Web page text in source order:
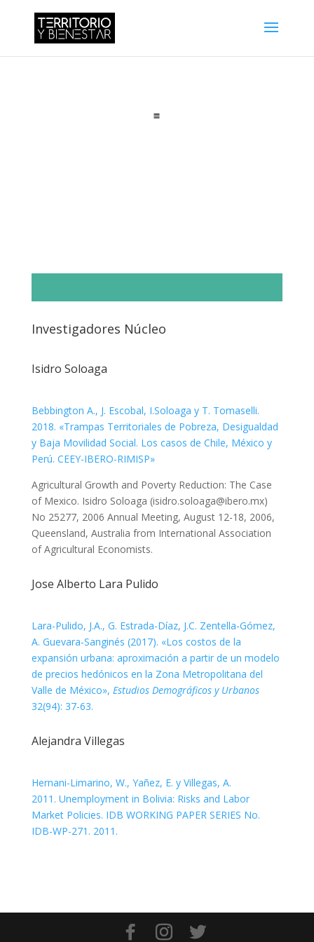
Investigadores Núcleo
Isidro Soloaga
Bebbington A., J. Escobal, I.Soloaga y T. Tomaselli.
2018. «Trampas Territoriales de Pobreza, Desigualdad
y Baja Movilidad Social. Los casos de Chile, México y
Perú. CEEY-IBERO-RIMISP»
Agricultural Growth and Poverty Reduction: The Case
of Mexico. Isidro Soloaga (isidro.soloaga@ibero.mx)
No 25277, 2006 Annual Meeting, August 12-18, 2006,
Queensland, Australia from International Association
of Agricultural Economists.
Jose Alberto Lara Pulido
Lara-Pulido, J.A., G. Estrada-Díaz, J.C. Zentella-Gómez,
A. Guevara-Sanginés (2017). «Los costos de la
expansión urbana: aproximación a partir de un modelo
de precios hedónicos en la Zona Metropolitana del
Valle de México», Estudios Demográficos y Urbanos
32(94): 37-63.
Alejandra Villegas
Hernani-Limarino, W., Yañez, E. y Villegas, A.
2011. Unemployment in Bolivia: Risks and Labor
Market Policies. IDB WORKING PAPER SERIES No.
IDB-WP-271. 2011.